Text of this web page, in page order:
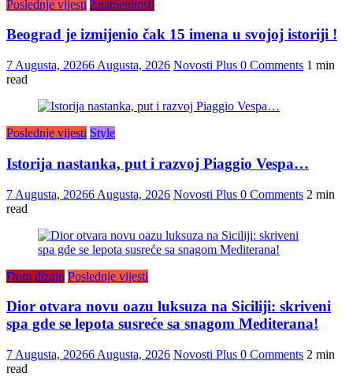
Poslednje vijesti Znamenitosti
Beograd je izmijenio čak 15 imena u svojoj istoriji !
7 Augusta, 20266 Augusta, 2026 Novosti Plus 0 Comments 1 min
read
Poslednje vijesti Style
Istorija nastanka, put i razvoj Piaggio Vespa…
7 Augusta, 20266 Augusta, 2026 Novosti Plus 0 Comments 2 min
read
Dom dizajn Poslednje vijesti
Dior otvara novu oazu luksuza na Siciliji: skriveni
spa gde se lepota susreće sa snagom Mediterana!
7 Augusta, 20266 Augusta, 2026 Novosti Plus 0 Comments 2 min
read